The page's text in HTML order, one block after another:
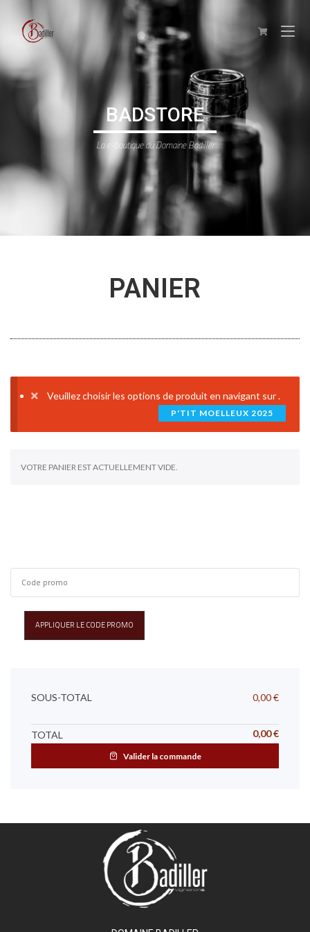
BADSTORE
La e-boutique du Domaine Badiller
PANIER
Veuillez choisir les options de produit en navigant sur
P'TIT MOELLEUX 2025
.
VOTRE PANIER EST ACTUELLEMENT VIDE.
APPLIQUER LE CODE PROMO
SOUS-TOTAL 0,00€
TOTAL 0,00€
Valider la commande